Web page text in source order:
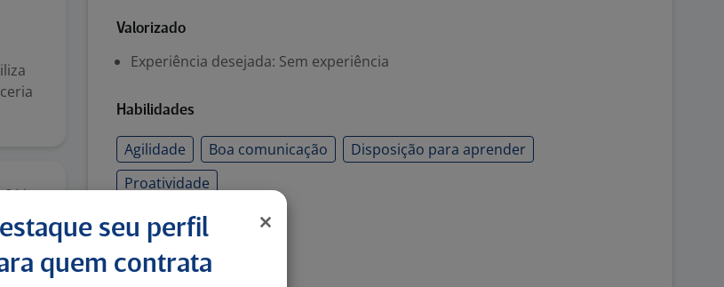
24 jun
Valorizado
Experiência desejada: Sem experiência
Habilidades
Agilidade Boa comunicação
Disposição para aprender
Proatividade
Denunciar vaga
seu perfil
quem contrata